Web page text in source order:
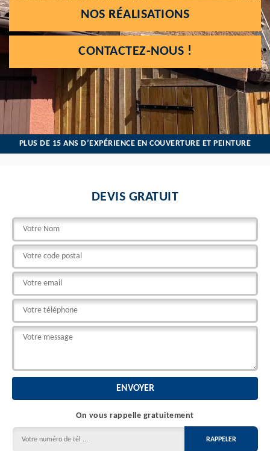
NOS RÉALISATIONS
CONTACTEZ-NOUS !
PLUS DE 15 ANS D’EXPÉRIENCE EN COUVERTURE ET PEINTURE
DEVIS GRATUIT
On vous rappelle gratuitement